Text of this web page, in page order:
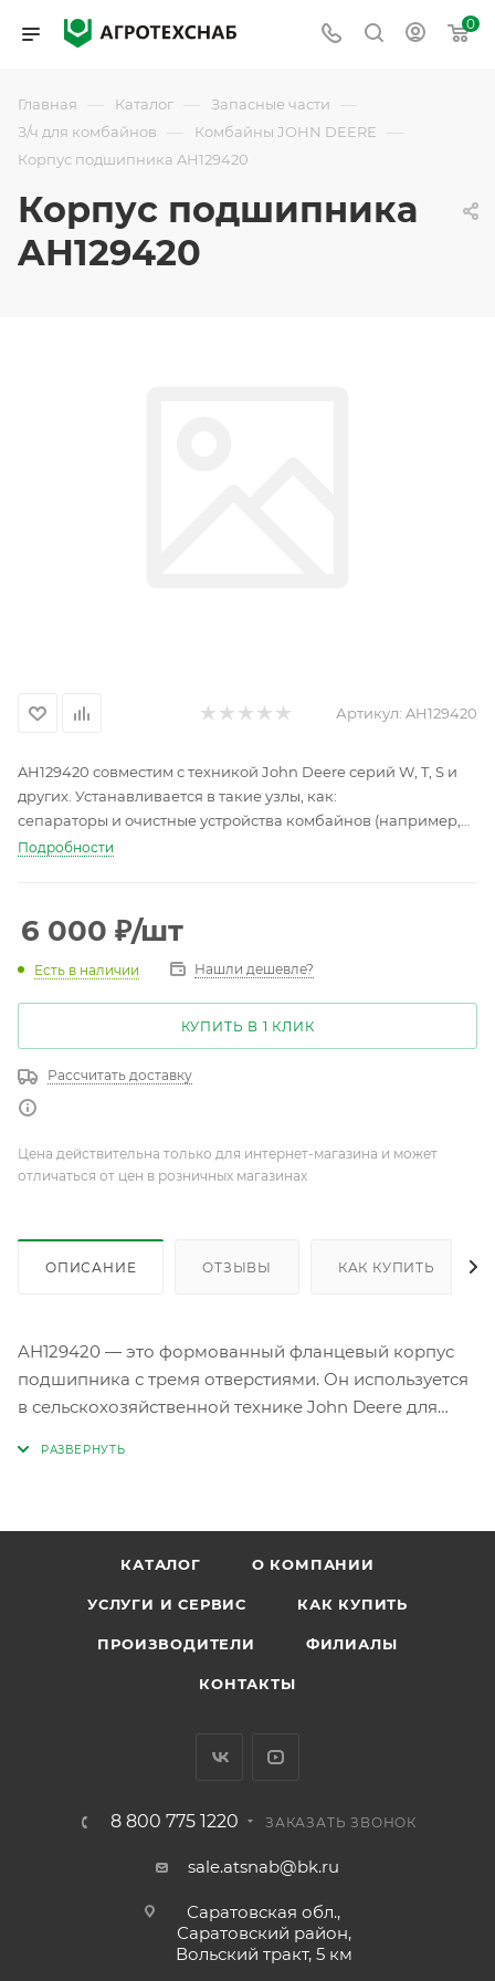
0
Главная — Каталог — Запасные части —
З/ч для комбайнов — Комбайны JOHN DEERE —
Корпус подшипника AH129420
Корпус подшипника
AH129420
Артикул: AH129420
AH129420 совместим с техникой John Deere серий W, T, S и
других. Устанавливается в такие узлы, как:
сепараторы и очистные устройства комбайнов (например,
W540, W660, T660);
Некоторые модели техники, для которых подходит этот
корпус: W540, W660, T660, T560, S770 и другие.
Подробности
6 000 ₽/шт
Есть в наличии Нашли дешевле?
КУПИТЬ В 1 КЛИК
Рассчитать доставку
Цена действительна только для интернет-магазина и может
отличаться от цен в розничных магазинах
ОПИСАНИЕ ОТЗЫВЫ КАК КУПИТЬ
AH129420 — это формованный фланцевый корпус
подшипника с тремя отверстиями. Он используется
в сельскохозяйственной технике John Deere для
работы техники даже в тяжёлых условиях.
КАТАЛОГ О КОМПАНИИ
УСЛУГИ И СЕРВИС КАК КУПИТЬ
ПРОИЗВОДИТЕЛИ ФИЛИАЛЫ
КОНТАКТЫ
8 800 775 1220 ЗАКАЗАТЬ ЗВОНОК
sale.atsnab@bk.ru
Саратовская обл.,
Саратовский район,
Вольский тракт, 5 км